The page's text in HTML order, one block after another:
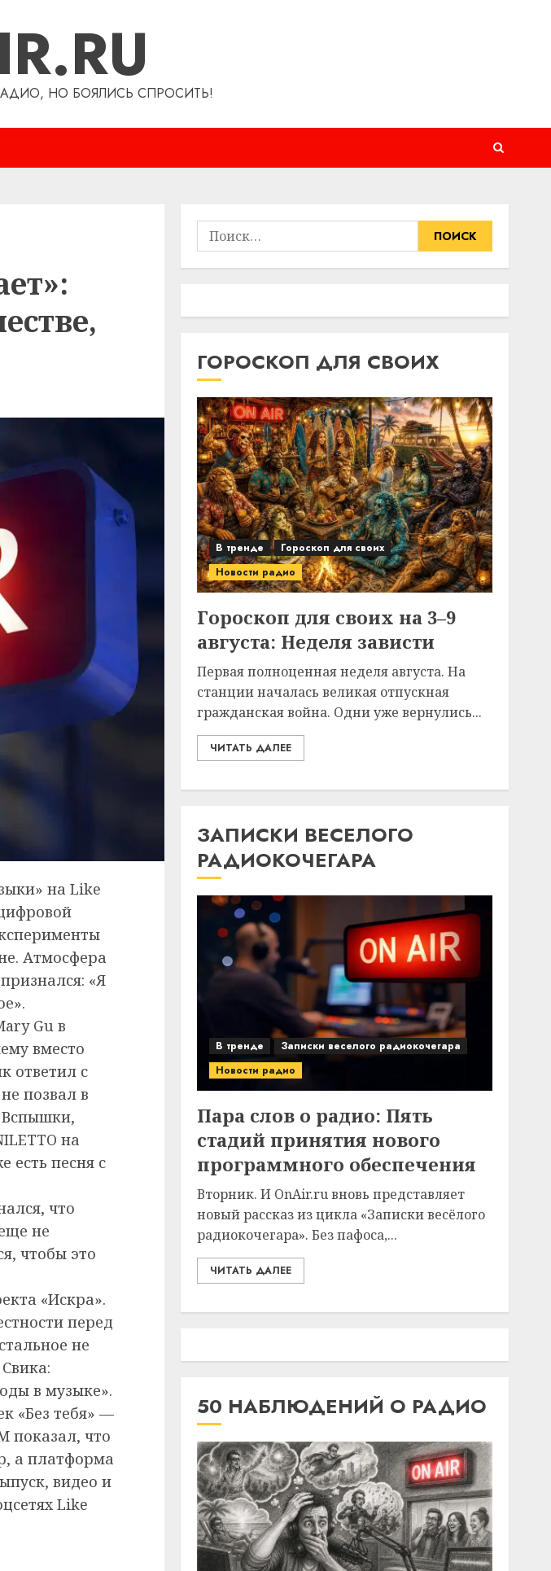
НО БОЯЛИСЬ СПРОСИТЬ!
на Like
Атмосфера
«Я
Gu в
вместо
ответил с
позвал в
Вспышки,
на
есть песня с
что
не
чтобы это
«Искра».
перед
не
в музыке».
«Без тебя» —
показал, что
а платформа
видео и
Like
Найти:
ГОРОСКОП ДЛЯ СВОИХ
В тренде
Гороскоп для своих
Новости радио
Гороскоп для своих на 3–9
августа: Неделя зависти
Первая полноценная неделя августа. На
станции началась великая отпускная
гражданская война. Одни уже вернулись...
ЧИТАТЬ ДАЛЕЕ
ЗАПИСКИ ВЕСЕЛОГО
РАДИОКОЧЕГАРА
В тренде
Записки веселого радиокочегара
Новости радио
Пара слов о радио: Пять
стадий принятия нового
программного обеспечения
Вторник. И OnAir.ru вновь представляет
новый рассказ из цикла «Записки весёлого
радиокочегара». Без пафоса,...
ЧИТАТЬ ДАЛЕЕ
50 НАБЛЮДЕНИЙ О РАДИО